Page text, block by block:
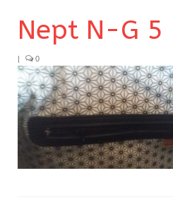
Collection
Commandes particulières
E-Boutique
Pour acheter
Contact
Nept N-G 5
| 0